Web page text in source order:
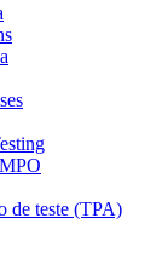
de teste (TPA)